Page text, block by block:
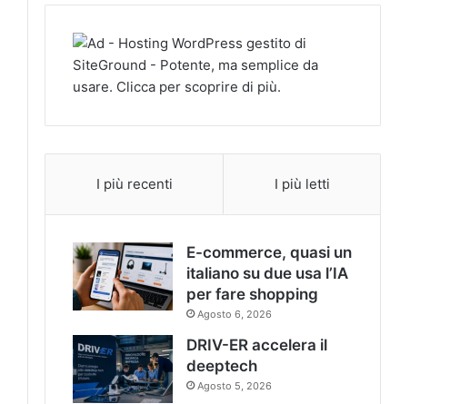
I più recenti I più letti
E-commerce, quasi un
italiano su due usa l’IA
per fare shopping
Agosto 6, 2026
DRIV-ER accelera il
deeptech
Agosto 5, 2026